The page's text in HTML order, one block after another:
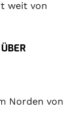
weit von
Norden von